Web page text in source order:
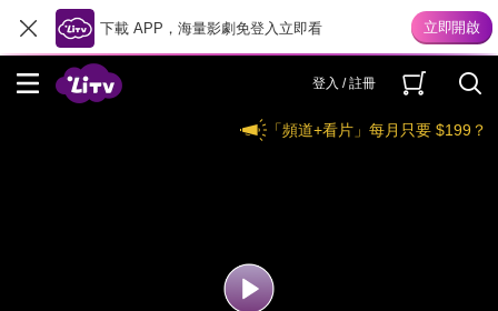
下載 APP，海量影劇免登入立即看
登入 / 註冊
「頻道+看片」每月只要 $199？